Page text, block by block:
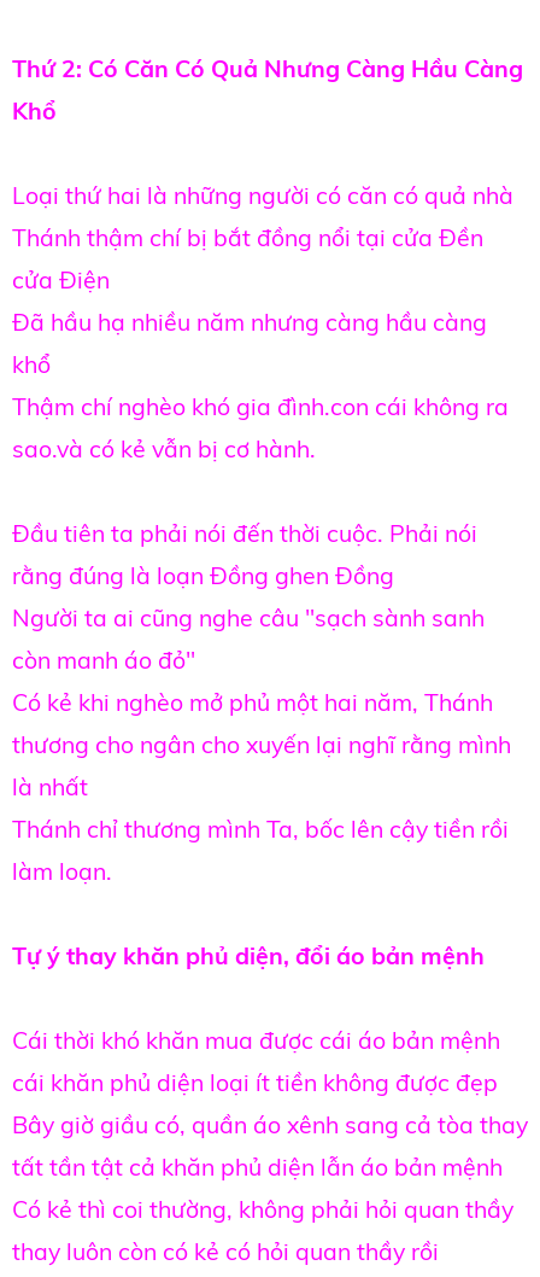
Thứ 2: Có Căn Có Quả Nhưng Càng Hầu Càng
Khổ
Loại thứ hai là những người có căn có quả nhà
Thánh thậm chí bị bắt đồng nổi tại cửa Đền
cửa Điện
Đã hầu hạ nhiều năm nhưng càng hầu càng
khổ
Thậm chí nghèo khó gia đình.con cái không ra
sao.và có kẻ vẫn bị cơ hành.
Đầu tiên ta phải nói đến thời cuộc. Phải nói
rằng đúng là loạn Đồng ghen Đồng
Người ta ai cũng nghe câu "sạch sành sanh
còn manh áo đỏ"
Có kẻ khi nghèo mở phủ một hai năm, Thánh
thương cho ngân cho xuyến lại nghĩ rằng mình
là nhất
Thánh chỉ thương mình Ta, bốc lên cậy tiền rồi
làm loạn.
Tự ý thay khăn phủ diện, đổi áo bản mệnh
Cái thời khó khăn mua được cái áo bản mệnh
cái khăn phủ diện loại ít tiền không được đẹp
Bây giờ giầu có, quần áo xênh sang cả tòa thay
tất tần tật cả khăn phủ diện lẫn áo bản mệnh
Có kẻ thì coi thường, không phải hỏi quan thầy
thay luôn còn có kẻ có hỏi quan thầy rồi